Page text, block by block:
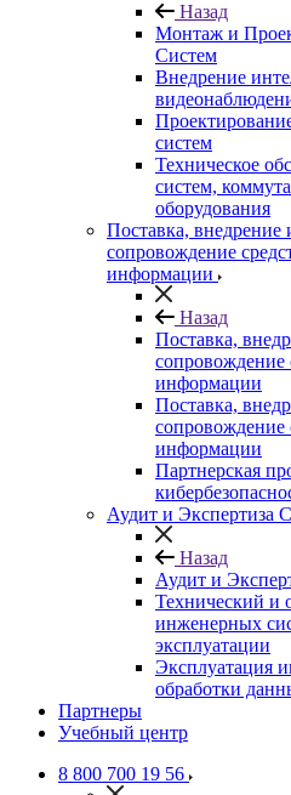
Назад
Монтаж и
Систем
Внедрение
систем
Техническое
систем,
оборудования
Поставка, внедрение
сопровождение
информации
Назад
Поставка,
сопровождение
информации
Поставка,
сопровождение
информации
Партнерская
Аудит и Экспертиза
Назад
Аудит и
Технический и
инженерных
эксплуатации
Эксплуатация
обработки
Партнеры
Учебный центр
8 800 700 19 56